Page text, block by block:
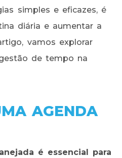
simples e eficazes, é
diária e aumentar a
vamos explorar
de tempo na
AGENDA
é essencial para